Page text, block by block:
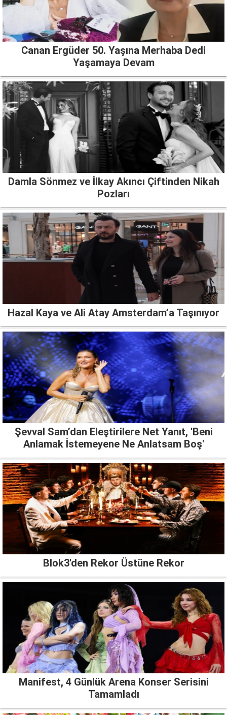
Canan Ergüder 50. Yaşına Merhaba Dedi
Yaşamaya Devam
Damla Sönmez ve İlkay Akıncı Çiftinden Nikah
Pozları
Hazal Kaya ve Ali Atay Amsterdam’a Taşınıyor
Şevval Sam’dan Eleştirilere Net Yanıt, 'Beni
Anlamak İstemeyene Ne Anlatsam Boş'
Blok3'den Rekor Üstüne Rekor
Manifest, 4 Günlük Arena Konser Serisini
Tamamladı